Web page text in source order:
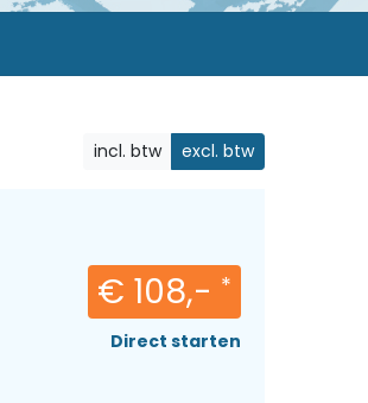
incl. btw excl. btw
€ 108,- *
Direct starten